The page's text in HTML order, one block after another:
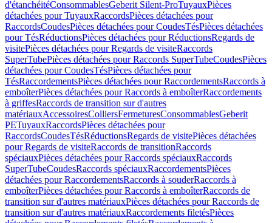
d'étanchéitéConsommablesGeberit Silent-ProTuyauxPièces
détachées pour TuyauxRaccordsPièces détachées pour
RaccordsCoudesPièces détachées pour CoudesTésPièces détachées
pour TésRéductionsPièces détachées pour RéductionsRegards de
visitePièces détachées pour Regards de visiteRaccords
SuperTubePièces détachées pour Raccords SuperTubeCoudesPièces
détachées pour CoudesTésPièces détachées pour
TésRaccordementsPièces détachées pour RaccordementsRaccords à
emboîterPièces détachées pour Raccords à emboîterRaccordements
à griffesRaccords de transition sur d'autres
matériauxAccessoiresColliersFermeturesConsommablesGeberit
PETuyauxRaccordsPièces détachées pour
RaccordsCoudesTésRéductionsRegards de visitePièces détachées
pour Regards de visiteRaccords de transitionRaccords
spéciauxPièces détachées pour Raccords spéciauxRaccords
SuperTubeCoudesRaccords spéciauxRaccordementsPièces
détachées pour RaccordementsRaccords à souderRaccords à
emboîterPièces détachées pour Raccords à emboîterRaccords de
transition sur d'autres matériauxPièces détachées pour Raccords de
transition sur d'autres matériauxRaccordements filetésPièces